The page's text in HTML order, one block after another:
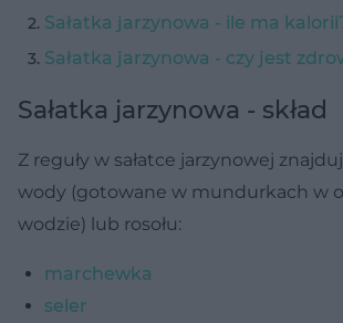
Sałatka jarzynowa - ile ma
Sałatka jarzynowa - czy jest
Sałatka jarzynowa - skład
Z reguły w sałatce jarzynowej
wody (gotowane w mundurkach w
wodzie) lub rosołu:
marchewka
seler